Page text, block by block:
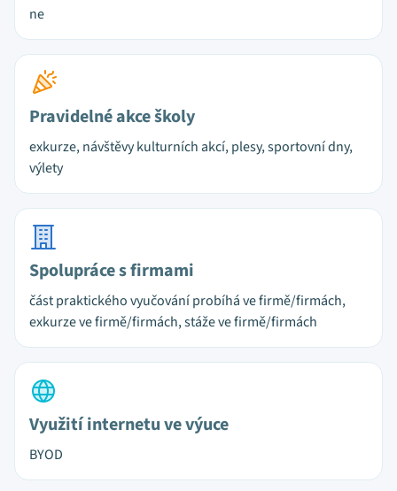
ne
Pravidelné akce školy
exkurze, návštěvy kulturních akcí, plesy, sportovní dny,
výlety
Spolupráce s firmami
část praktického vyučování probíhá ve firmě/firmách,
exkurze ve firmě/firmách, stáže ve firmě/firmách
Využití internetu ve výuce
BYOD